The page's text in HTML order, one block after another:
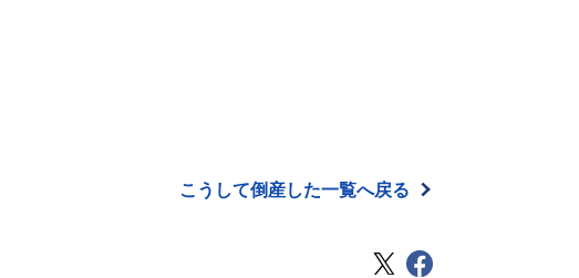
こうして倒産した一覧へ戻る